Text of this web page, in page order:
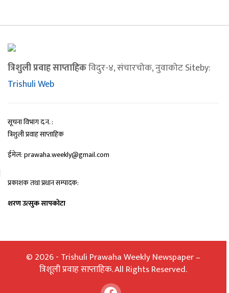
त्रिशुली प्रवाह साप्ताहिकविदुर-४, संचारचोक, नुवाकोट Siteby:
Trishuli Web
सूचना विभाग द.न. :
त्रिशुली प्रवाह साप्ताहिक
ईमेल: prawaha.weekly@gmail.com
प्रकाशक तथा प्रधान सम्पादक:
शरण उत्सुक सापकोटा
© 2026 - Trishuli Prawaha Weekly Newspaper –
त्रिशूली प्रवाह साप्ताहिक. All Rights Reserved.